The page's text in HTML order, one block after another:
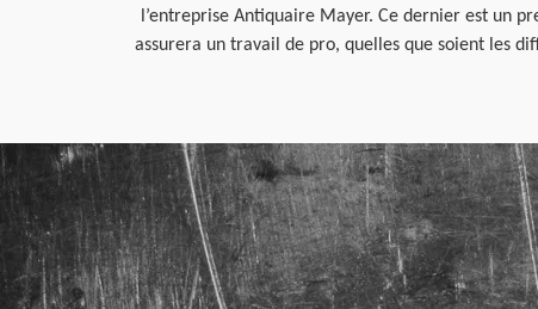
l’entreprise Antiquaire Mayer. Ce dernier est un
assurera un travail de pro, quelles que soient les